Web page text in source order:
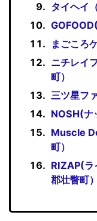
タイヘイ
まごころ
ニチレイ
町）
三ツ星フ
NOSH(ナ
Muscle
町）
RIZAP(ラ
郡壮瞥町）